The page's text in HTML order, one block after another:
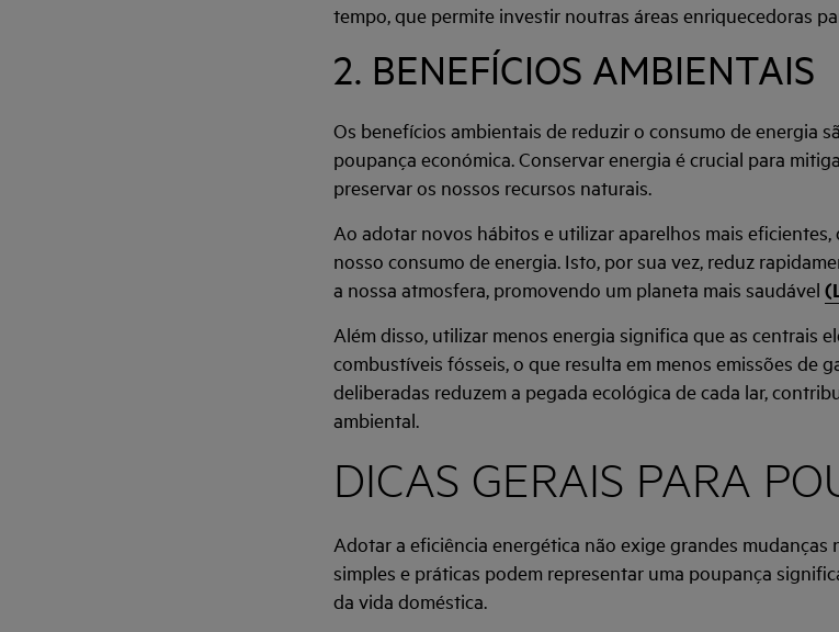
tempo, que permite investir noutras áreas enriquecedoras
2. BENEFÍCIOS AMBIENTAIS
Os benefícios ambientais de reduzir o consumo de energia
poupança económica. Conservar energia é crucial para
preservar os nossos recursos naturais.
Ao adotar novos hábitos e utilizar aparelhos mais
nosso consumo de energia. Isto, por sua vez, reduz
a nossa atmosfera, promovendo um planeta mais saudável
Além disso, utilizar menos energia significa que as centrais
combustíveis fósseis, o que resulta em menos emissões de
deliberadas reduzem a pegada ecológica de cada lar,
ambiental.
DICAS GERAIS PARA
Adotar a eficiência energética não exige grandes mudanças
simples e práticas podem representar uma poupança
da vida doméstica.